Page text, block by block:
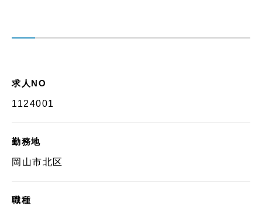
求人NO
1124001
勤務地
岡山市北区
職種